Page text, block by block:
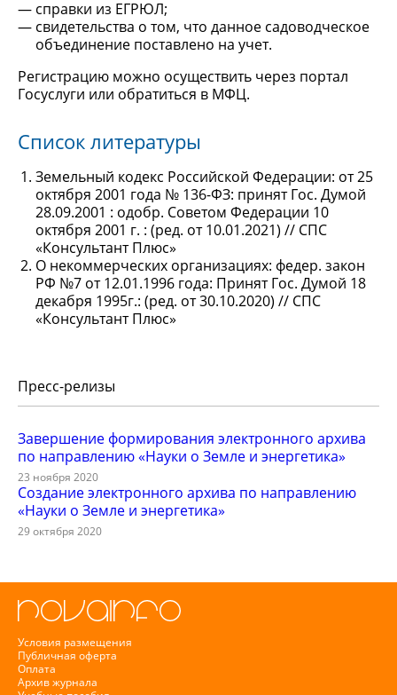
справки из ЕГРЮЛ;
свидетельства о том, что данное садоводческое
объединение поставлено на учет.
Регистрацию можно осуществить через портал
Госуслуги или обратиться в МФЦ.
Список литературы
Земельный кодекс Российской Федерации: от 25
октября 2001 года № 136-ФЗ: принят Гос. Думой
28.09.2001 : одобр. Советом Федерации 10
октября 2001 г. : (ред. от 10.01.2021) // СПС
«Консультант Плюс»
О некоммерческих организациях: федер. закон
РФ №7 от 12.01.1996 года: Принят Гос. Думой 18
декабря 1995г.: (ред. от 30.10.2020) // СПС
«Консультант Плюс»
Пресс-релизы
Завершение формирования электронного архива
по направлению «Науки о Земле и энергетика»
23 ноября 2020
Создание электронного архива по направлению
«Науки о Земле и энергетика»
29 октября 2020
Условия размещения
Публичная оферта
Оплата
Архив журнала